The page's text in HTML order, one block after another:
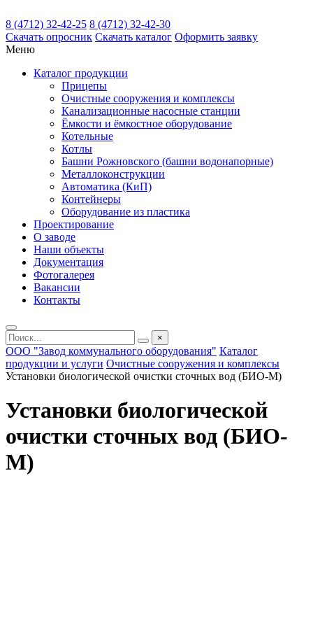
8 (4712) 32-42-25 8 (4712) 32-42-30
Скачать опросник Скачать каталог Оформить заявку
Меню
Каталог продукции
Прицепы
Очистные сооружения и комплексы
Канализационные насосные станции
Ёмкости и ёмкостное оборудование
Котельные
Котлы
Башни Рожновского (башни водонапорные)
Металлоконструкции
Автоматика (КиП)
Контейнеры
Оборудование из пластика
Проектирование
О заводе
Наши объекты
Документация
Фотогалерея
Вакансии
Контакты
×
ООО "Завод коммунального оборудования" Каталог
продукции и услуги Очистные сооружения и комплексы
Установки биологической очистки сточных вод (БИО-М)
Установки биологической
очистки сточных вод (БИО-
М)